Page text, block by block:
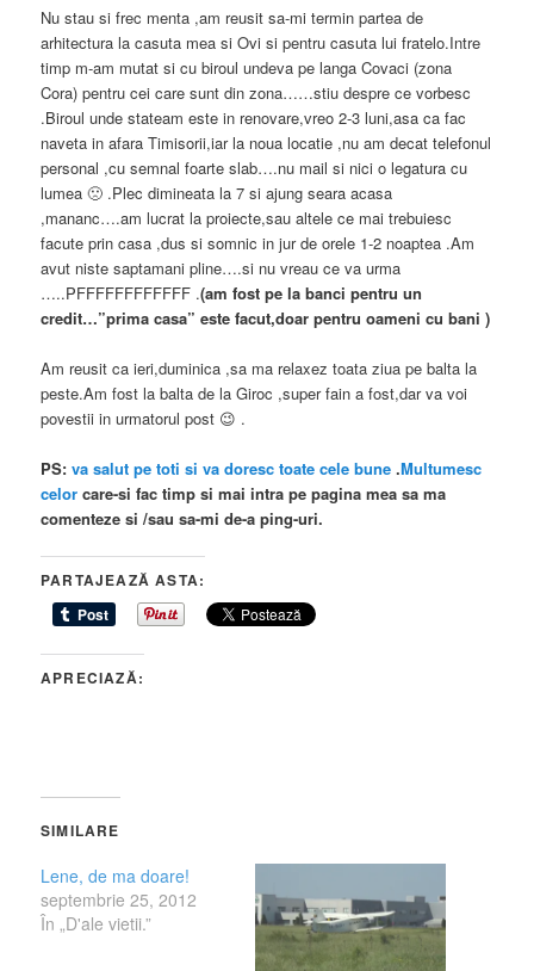
Nu stau si frec menta ,am reusit sa-mi termin partea de
arhitectura la casuta mea si Ovi si pentru casuta lui fratelo.Intre
timp m-am mutat si cu biroul undeva pe langa Covaci (zona
Cora) pentru cei care sunt din zona……stiu despre ce vorbesc
.Biroul unde stateam este in renovare,vreo 2-3 luni,asa ca fac
naveta in afara Timisorii,iar la noua locatie ,nu am decat telefonul
personal ,cu semnal foarte slab….nu mail si nici o legatura cu
lumea 🙁 .Plec dimineata la 7 si ajung seara acasa
,mananc….am lucrat la proiecte,sau altele ce mai trebuiesc
facute prin casa ,dus si somnic in jur de orele 1-2 noaptea .Am
avut niste saptamani pline….si nu vreau ce va urma
…..PFFFFFFFFFFFF .(am fost pe la banci pentru un
credit…”prima casa” este facut,doar pentru oameni cu bani )
Am reusit ca ieri,duminica ,sa ma relaxez toata ziua pe balta la
peste.Am fost la balta de la Giroc ,super fain a fost,dar va voi
povestii in urmatorul post 😉 .
PS:va salut pe toti si va doresc toatecele bune .Multumesc
celor care-si fac timp si mai intra pe pagina mea sa ma
comenteze si /sau sa-mi de-a ping-uri.
PARTAJEAZĂ ASTA:
APRECIAZĂ:
SIMILARE
Lene, de ma doare!
septembrie 25, 2012
În „D'ale vietii.”